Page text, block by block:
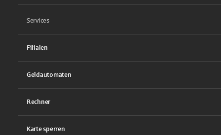
Services
Filialen
Geldautomaten
Rechner
Karte sperren